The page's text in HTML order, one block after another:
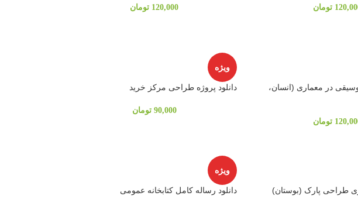
تومان 120,000 تومان
در معماری (انسان،
تومان
ویژه
دانلود پروژه طراحی مرکز خرید
90,000 تومان
طراحی پارک (بوستان)
ویژه
دانلود رساله کامل کتابخانه عمومی